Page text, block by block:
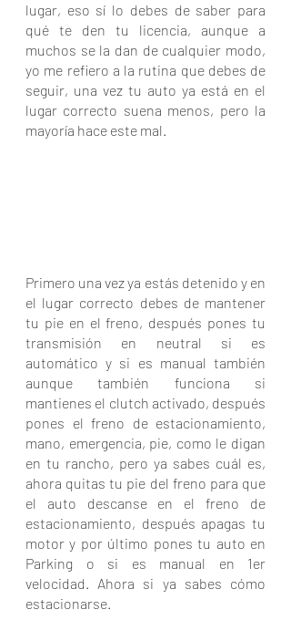
lugar, eso sí lo debes de saber para
qué te den tu licencia, aunque a
muchos se la dan de cualquier modo,
yo me refiero a la rutina que debes de
seguir, una vez tu auto ya está en el
lugar correcto suena menos, pero la
mayoría hace este mal.
Primero una vez ya estás detenido y en
el lugar correcto debes de mantener
tu pie en el freno, después pones tu
transmisión en neutral si es
automático y si es manual también
aunque también funciona si
mantienes el clutch activado, después
pones el freno de estacionamiento,
mano, emergencia, pie, como le digan
en tu rancho, pero ya sabes cuál es,
ahora quitas tu pie del freno para que
el auto descanse en el freno de
estacionamiento, después apagas tu
motor y por último pones tu auto en
Parking o si es manual en 1er
velocidad. Ahora si ya sabes cómo
estacionarse.